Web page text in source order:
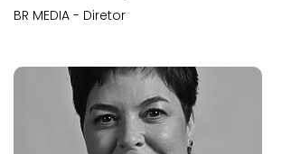
BR MEDIA - Diretor